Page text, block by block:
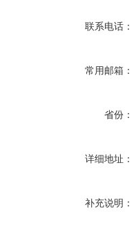
联系电话：
常用邮箱：
省份：
详细地址：
补充说明：